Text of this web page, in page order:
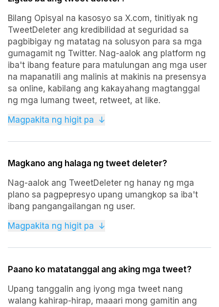
kredibilidad at pagiging maaasahan nito sa
pagbibigay ng matatag na solusyon para sa mga
user ng Twitter. Sa TweetDeleter, maaari mong
ligtas na tanggalin ang mga tweet, na tumutulong
sa iyong mapanatili ang isang malinis at makinis na
presensya sa online. Bukod pa rito, pinapayagan ka
ng platform na mag-set up ng mga automated na
iskedyul para sa mga regular na paglilinis, na
tinitiyak na ang mga luma o hindi gustong mga
tweet ay mabilis na maaalis. Sa mga advanced na
feature tulad ng selective tweet deletion batay sa
media, nag-aalok ang TweetDeleter ng tumpak na
Bilang Opisyal na kasosyo sa X.com, tinitiyak ng
TweetDeleter ang kredibilidad at seguridad sa
pagbibigay ng matatag na solusyon para sa mga
gumagamit ng Twitter. Nag-aalok ang platform ng
iba't ibang feature para matulungan ang mga user
na mapanatili ang malinis at makinis na presensya
sa online, kabilang ang kakayahang magtanggal
ng mga lumang tweet, retweet, at like.
Sa Tweet Deleter, makatitiyak ang mga user na
account, na ginagawa itong mapagkakatiwalaang
pamahalaan ang kanilang aktibidad sa Twitter
nang ligtas at mahusay.
Magpakita ng higit pa ↓
Magkano ang halaga ng tweet deleter?
Nag-aalok ang TweetDeleter ng hanay ng mga
plano sa pagpepresyo upang umangkop sa iba't
ibang pangangailangan ng user.
Para sa mga user na nangangailangan ng mas
ng mga binabayarang subscription plan na may
limitasyon, simula sa $4.99 buwan-buwan.
Magpakita ng higit pa ↓
Paano ko matatanggal ang aking mga tweet?
Upang tanggalin ang iyong mga tweet nang
walang kahirap-hirap, maaari mong gamitin ang